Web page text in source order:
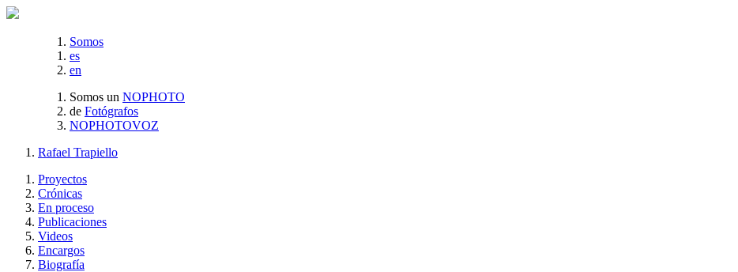
Somos
es
en
Somos un NOPHOTO
de Fotógrafos
NOPHOTOVOZ
Rafael Trapiello
Proyectos
Crónicas
En proceso
Publicaciones
Videos
Encargos
Biografía